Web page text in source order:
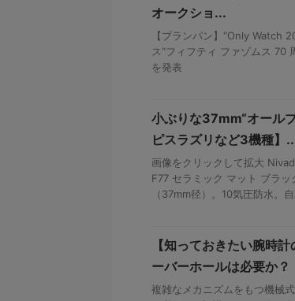
オークショ...
【ブランパン】“Only Watch
ス“フィフティ ファゾムス 70
を発表
小ぶりな37mm“オール
ピスラズリなど3機種】
画像をクリックして拡大
F77 セラミック マット ブラ
（37mm径）。10気圧防水。
【知っておきたい腕時
ーバーホールは必要か？
複雑なメカニズムをもつ機械